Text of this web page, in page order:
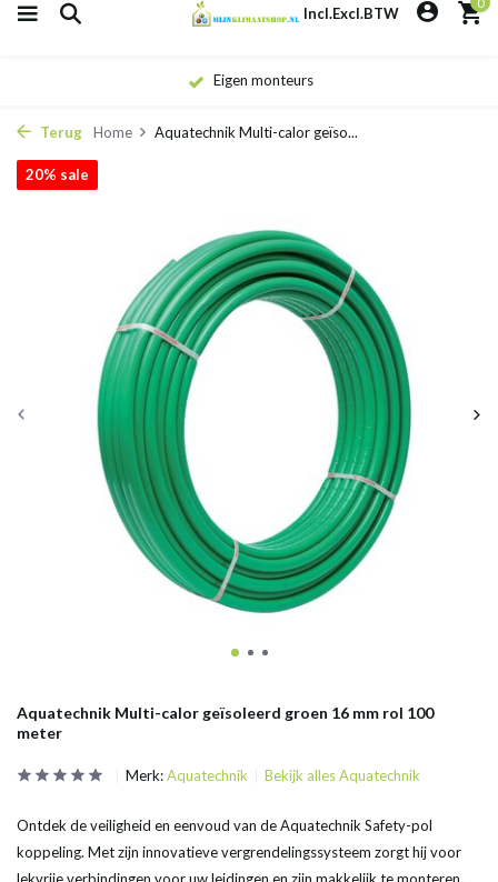
Incl.Excl.BTW
Eigen monteurs
Terug Home Aquatechnik Multi-calor geïso...
Aquatechnik Multi-calor geïsoleerd groen 16 mm rol 100
meter
20% sale
Merk:Aquatechnik Bekijk alles Aquatechnik
Ontdek de veiligheid en eenvoud van de Aquatechnik Safety-pol
koppeling. Met zijn innovatieve vergrendelingssysteem zorgt hij voor